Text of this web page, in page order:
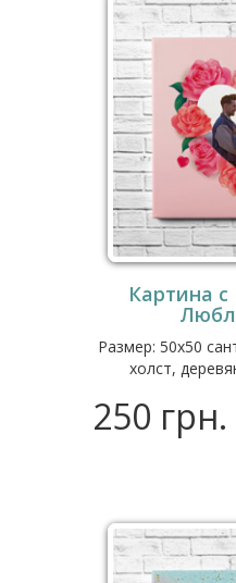
Картина
Размер: 50x50
холст,
250 грн.